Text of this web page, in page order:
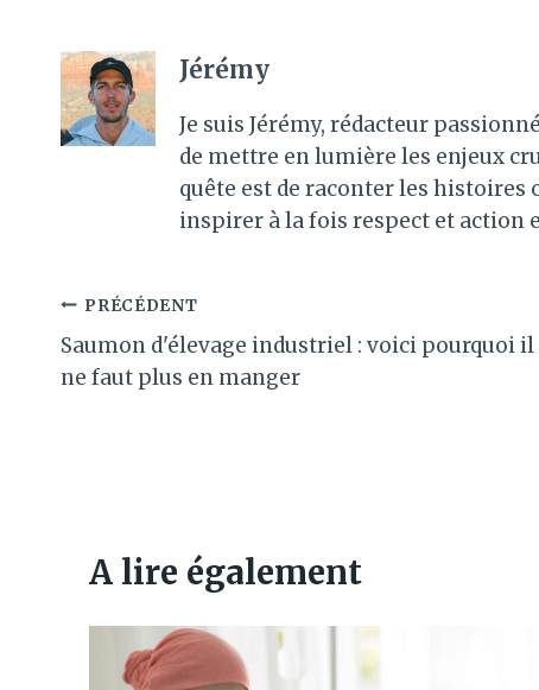
Jérémy
Je suis Jérémy, rédacteur
de mettre en lumière les enjeux
quête est de raconter les
inspirer à la fois respect et action
Navigation
de
PRÉCÉDENT
Saumon d'élevage industriel : voici pourquoi il
ne faut plus en manger
A lire également